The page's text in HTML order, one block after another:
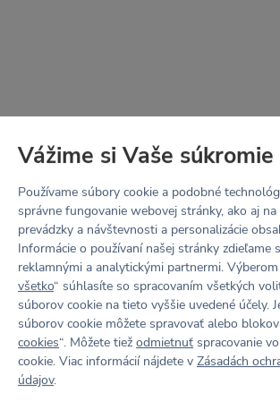
STRIH
LOTTA
Vážime si Vaše súkromie
Používame súbory cookie a podobné
správne fungovanie webovej stránky, ako aj
prevádzky a návštevnosti a personalizácie
Informácie o používaní našej stránky zdieľame
reklamnými a analytickými partnermi.
všetko“ súhlasíte so spracovaním všetkých
súborov cookie na tieto vyššie uvedené účely.
súborov cookie môžete spravovať alebo
cookies“. Môžete tiež odmietnuť spracovanie
cookie. Viac informácií nájdete v Zásadách
údajov.